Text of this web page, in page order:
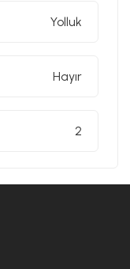
Yolluk
Hayır
2